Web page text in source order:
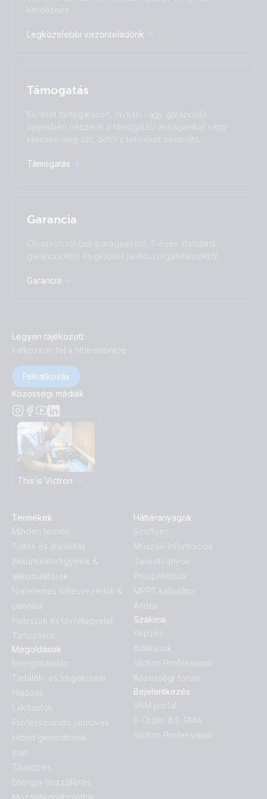
Deutsch
Italiano
Magyar
Română
Suomalainen
Türkçe
Ελληνικά
Русский
Українська
中國人
Subscribe
kérdéseire.
Legközelebbi viszonteladónk
Támogatás
Konkrét támogatásért, javítási vagy garanciális
ügyekben nézze át a támogatási anyagainkat vagy
keresse meg azt, akitől a terméket vásárolta.
Támogatás
Garancia
Olvasson többet iparágvezető, 5 éves standard
garanciánkról és globális javítószolgáltatásunkról.
Garancia
Legyen tájékozott
Iratkozzon fel a hírlevelünkre
Feliratkozás
Közösségi médiák
This is Victron
Termékek
Minden termék
Töltés és átalakítás
Akkumulátorfigyelők &
akkumulátorok
Napelemes töltésvezérlők &
panelek
Helyszíni és távfelügyelet
Tartozékok
Megoldások
Energiatárolás
Tartalék- és szigetüzem
Hajózás
Lakóautók
Professzionális járművek
Hibrid generátorok
Ipari
Távközlés
Energia-hozzáférés
Mozgáskorlátozottak
Háttéranyagok
Szoftver
Műszaki információk
Tanúsítványok
Prospektusok
MPPT kalkulátor
Árlista
Szakmai
Képzés
Kiállítások
Victron Professional
Közösségi fórum
Bejelentkezés
VRM portál
E-Order & E-RMA
Victron Professional